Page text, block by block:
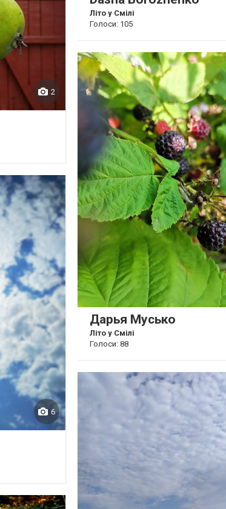
Літо у Смілі
Голоси: 105
2
Дарья Мусько
Літо у Смілі
Голоси: 88
6